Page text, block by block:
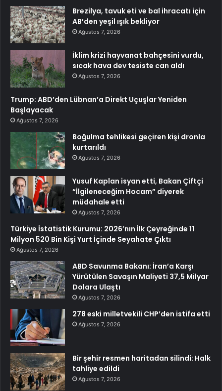
Brezilya, tavuk eti ve bal ihracatı için
AB’den yeşil ışık bekliyor
Ağustos 7, 2026
İklim krizi hayvanat bahçesini vurdu,
sıcak hava dev tesiste can aldı
Ağustos 7, 2026
Trump: ABD’den Lübnan’a Direkt Uçuşlar Yeniden
Başlayacak
Ağustos 7, 2026
Boğulma tehlikesi geçiren kişi dronla
kurtarıldı
Ağustos 7, 2026
Yusuf Kaplan isyan etti, Bakan Çiftçi
“İlgileneceğim Hocam” diyerek
müdahale etti
Ağustos 7, 2026
Türkiye İstatistik Kurumu: 2026’nın İlk Çeyreğinde 11
Milyon 520 Bin Kişi Yurt İçinde Seyahate Çıktı
Ağustos 7, 2026
ABD Savunma Bakanı: İran’a Karşı
Yürütülen Savaşın Maliyeti 37,5 Milyar
Dolara Ulaştı
Ağustos 7, 2026
278 eski milletvekili CHP’den istifa etti
Ağustos 7, 2026
Bir şehir resmen haritadan silindi: Halk
tahliye edildi
Ağustos 7, 2026